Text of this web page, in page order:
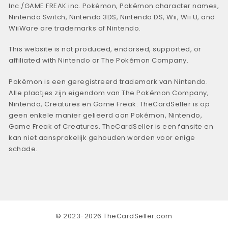
Inc./GAME FREAK inc. Pokémon, Pokémon character names,
Nintendo Switch, Nintendo 3DS, Nintendo DS, Wii, Wii U, and
WiiWare are trademarks of Nintendo.
This website is not produced, endorsed, supported, or
affiliated with Nintendo or The Pokémon Company.
Pokémon is een geregistreerd trademark van Nintendo.
Alle plaatjes zijn eigendom van The Pokémon Company,
Nintendo, Creatures en Game Freak. TheCardSeller is op
geen enkele manier gelieerd aan Pokémon, Nintendo,
Game Freak of Creatures. TheCardSeller is een fansite en
kan niet aansprakelijk gehouden worden voor enige
schade.
© 2023-2026 TheCardSeller.com